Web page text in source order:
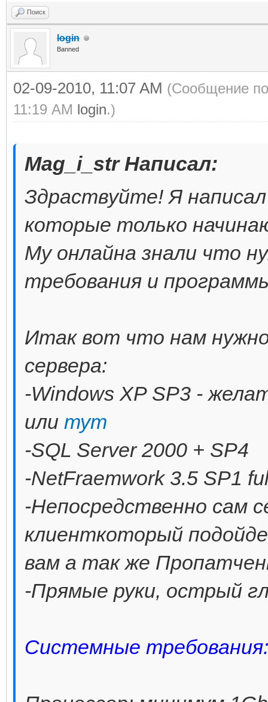
Поиск
login
Banned
02-09-2010, 11:07 AM (Сообщение
11:19 AM login.)
Mag_i_str Написал:
Здраствуйте! Я
которые только
Му онлайна знали что
требования и
Итак вот что нам нужно
сервера:
-Windows XP SP3 -
или тут
-SQL Server 2000 + SP4
-NetFraemwork 3.5 SP1
-Непосредственно сам
клиенткоторый
вам а так же
-Прямые руки, острый
Системные требования: